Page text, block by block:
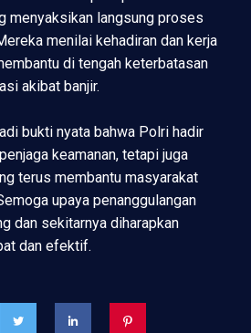
menyaksikan langsung proses
menilai kehadiran dan kerja
di tengah keterbatasan
akibat banjir.
bukti nyata bahwa Polri hadir
keamanan, tetapi juga
terus membantu masyarakat
upaya penanggulangan
dan sekitarnya diharapkan
dan efektif.